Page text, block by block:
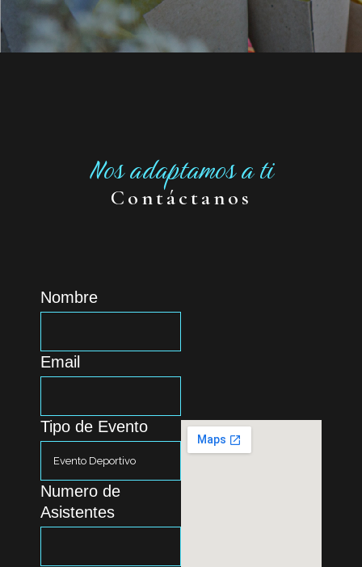
Nos adaptamos a ti
Contáctanos
Nombre
Email
Tipo de Evento
Numero de
Asistentes